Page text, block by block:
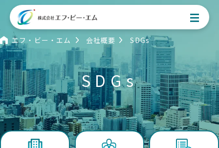
お問い合わせはこちら
エフ・ビー・エム 会社概要 SDGs
SDGs